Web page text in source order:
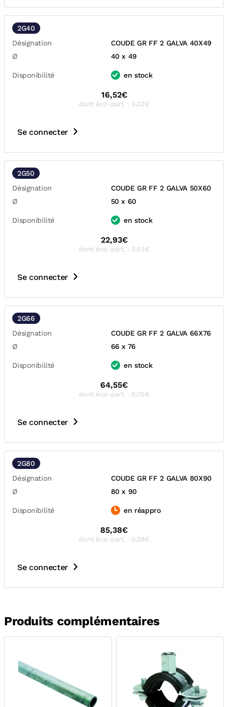
2G40
Désignation
COUDE GR FF 2 GALVA 40X49
Ø
40 x 49
Disponibilité en stock
16,52€
dont éco-part. : 0,02€
Se connecter
2G50
Désignation
COUDE GR FF 2 GALVA 50X60
Ø
50 x 60
Disponibilité en stock
22,93€
dont éco-part. : 0,03€
Se connecter
2G66
Désignation
COUDE GR FF 2 GALVA 66X76
Ø
66 x 76
Disponibilité en stock
64,55€
dont éco-part. : 0,05€
Se connecter
2G80
Désignation
COUDE GR FF 2 GALVA 80X90
Ø
80 x 90
Disponibilité en réappro
85,38€
dont éco-part. : 0,08€
Se connecter
Produits complémentaires